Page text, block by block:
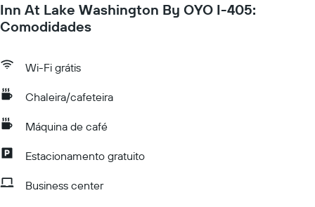
Inn At Lake Washington By OYO I-405:
Comodidades
Wi-Fi grátis
Chaleira/cafeteira
Máquina de café
Estacionamento gratuito
Business center